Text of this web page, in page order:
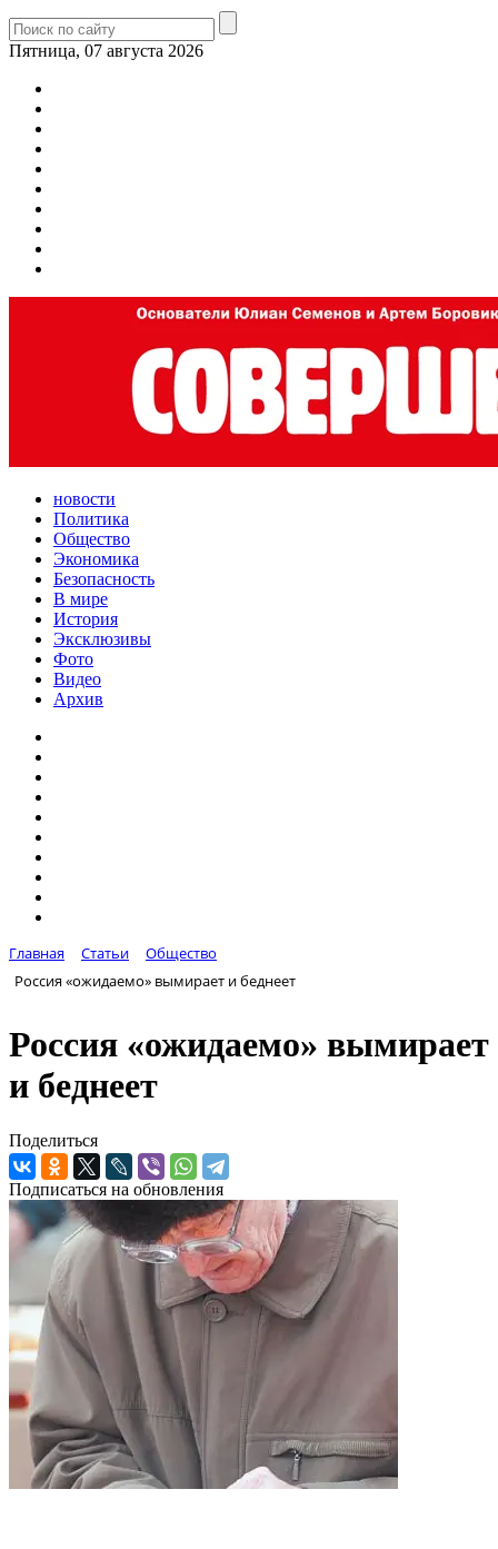
Пятница, 07 августа 2026
новости
Политика
Общество
Экономика
Безопасность
В мире
История
Эксклюзивы
Фото
Видео
Архив
Главная Статьи
Общество
Россия «ожидаемо» вымирает и беднеет
Россия «ожидаемо» вымирает
и беднеет
Поделиться
Подписаться на обновления